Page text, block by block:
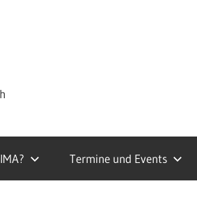
Termine und Events